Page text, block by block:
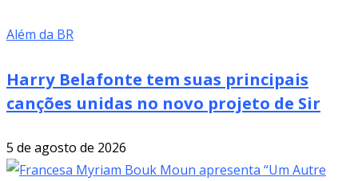
Além da BR
Harry Belafonte tem suas principais
canções unidas no novo projeto de Sir
5 de agosto de 2026